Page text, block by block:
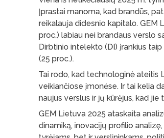
Įprastai manoma, kad brandūs,
reikalauja didesnio kapitalo. GEM
proc.) labiau nei brandaus verslo
Dirbtinio intelekto (DI) įrankius
(25 proc.).
Tai rodo, kad technologinė ateitis
veikiančiose įmonėse. Ir tai kelia
naujus verslus ir jų kūrėjus, kad jie
GEM Lietuva 2025 ataskaita
dinamiką, inovacijų profilio